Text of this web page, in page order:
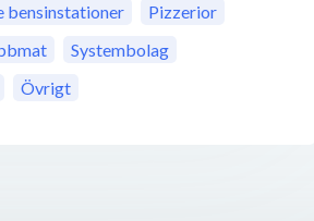
bensinstationer
Pizzerior
Systembolag
Övrigt